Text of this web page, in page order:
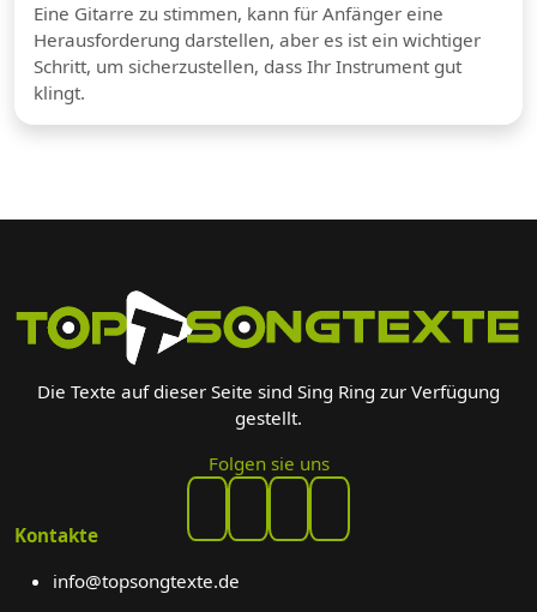
Eine Gitarre zu stimmen, kann für Anfänger eine
Herausforderung darstellen, aber es ist ein wichtiger
Schritt, um sicherzustellen, dass Ihr Instrument gut
klingt.
Die Texte auf dieser Seite sind Sing Ring zur Verfügung
gestellt.
Folgen sie uns
Kontakte
info@topsongtexte.de